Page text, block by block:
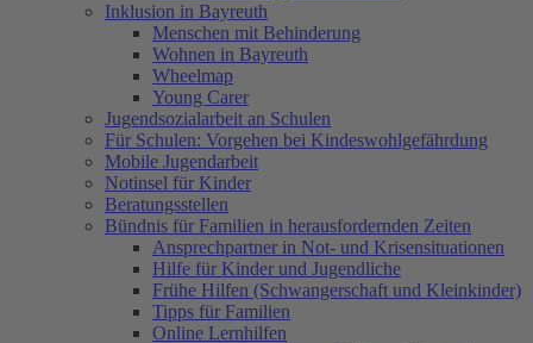
Inklusion in Bayreuth
Menschen mit Behinderung
Wohnen in Bayreuth
Wheelmap
Young Carer
Jugendsozialarbeit an Schulen
Für Schulen: Vorgehen bei Kindeswohlgefährdung
Mobile Jugendarbeit
Notinsel für Kinder
Beratungsstellen
Bündnis für Familien in herausfordernden Zeiten
Ansprechpartner in Not- und Krisensituationen
Hilfe für Kinder und Jugendliche
Frühe Hilfen (Schwangerschaft und Kleinkinder)
Tipps für Familien
Online Lernhilfen